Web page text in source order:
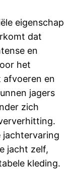
eigenschap
dat
en
het
afvoeren en
jagers
zich
jachtervaring
jacht zelf,
kleding.